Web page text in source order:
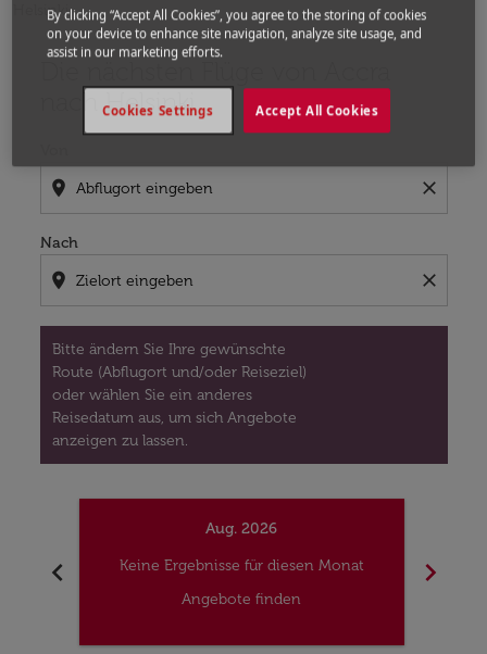
Helsinki
Die nächsten Flüge von Accra
nach Helsinki
location_on close
Nach
location_on close
Bitte ändern Sie Ihre gewünschte
Route (Abflugort und/oder Reiseziel)
oder wählen Sie ein anderes
Reisedatum aus, um sich Angebote
anzeigen zu lassen.
Bitte ändern Sie Ihre gewünschte Route (Abflugort
chevron_left
Aug. 2026
Keine Ergebnisse für diesen Monat
Angebote finden
chevron_right
By clicking “Accept All Cookies”, you agree to the storing of cookies
on your device to enhance site navigation, analyze site usage, and
assist in our marketing efforts.
Accept All Cookies
Cookies Settings